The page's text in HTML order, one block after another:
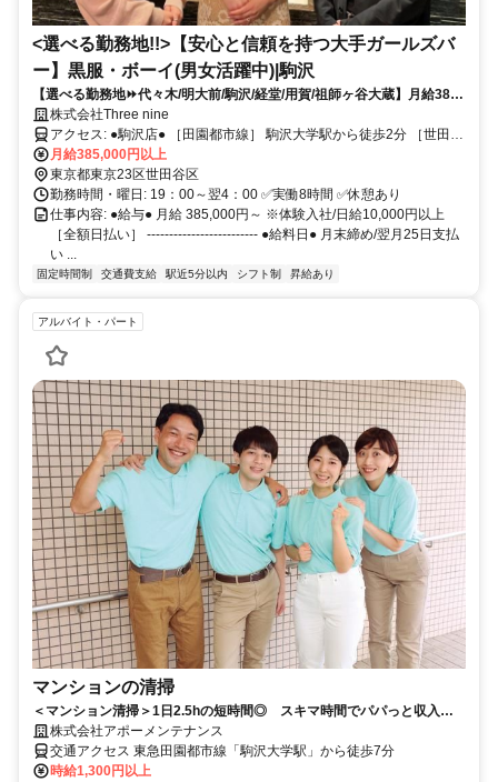
<選べる勤務地!!>【安心と信頼を持つ大手ガールズバ
ー】黒服・ボーイ(男女活躍中)|駒沢
【選べる勤務地⏩代々木/明大前/駒沢/経堂/用賀/祖師ヶ谷大蔵】月給38万
5000円スタート！月給100円以上も可能！高額歩合あり！賞与あり（年
２回）！週休2日制！【経験不問・未経験大歓迎】
株式会社Three nine
アクセス: ●駒沢店● ［田園都市線］ 駒沢大学駅から徒歩2分 ［世田谷
線］ 三軒茶屋駅から徒歩15分 -------------------------------------- ●代々木店
● ［山手線］ 代々木駅から徒歩1分 ［山手線］ 新宿駅から徒歩10分 -
------------------------------------- ●明大前店● ［京王線］ 明大前駅から徒
歩2分 ［井の頭線］ 下北沢駅から徒歩15分 -----------------------------------
--- ●経堂店● ［小田急線］ 経堂駅から徒歩2分 ［世田谷線］ 千歳船橋
駅から徒歩15分 -------------------------------------- ●用賀店● ［田園都市
線］ 用賀駅から徒歩2分 ［大井町線］ 二子玉川駅から徒歩15分 -------
ヶ谷大蔵駅から徒歩2分 ［小田急小田原線］ 成城学園前駅から徒歩
12分
月給385,000円以上
東京都東京23区世田谷区
勤務時間・曜日: 19：00～翌4：00 ✅実働8時間 ✅休憩あり
仕事内容: ●給与● 月給 385,000円～ ※体験入社/日給10,000円以上
［全額日払い］ ------------------------- ●給料日● 月末締め/翌月25日支払
い ...
固定時間制 交通費支給 駅近5分以内 シフト制 昇給あり
アルバイト・パート
マンションの清掃
＜マンション清掃＞1日2.5hの短時間◎ スキマ時間でパパっと収入確
保が可能です♪
株式会社アポーメンテナンス
交通アクセス 東急田園都市線「駒沢大学駅」から徒歩7分
時給1,300円以上